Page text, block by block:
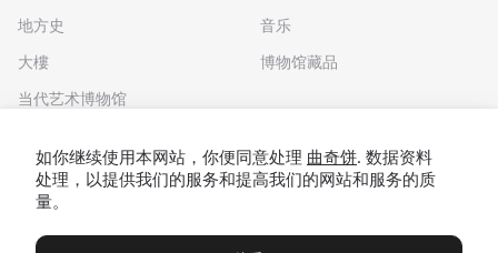
地方史
大樓
当代艺术博物馆
音乐
博物馆藏品
如你继续使用本网站，你便同意处理 曲奇饼. 数据资料
处理，以提供我们的服务和提高我们的网站和服务的质
量。